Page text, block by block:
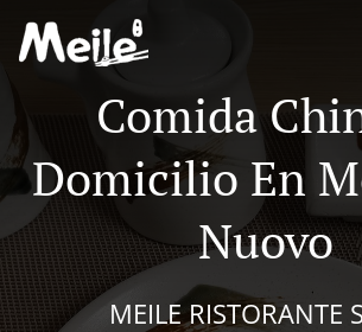
Comida
Domicilio En
Nuovo
MEILE RISTORANTE